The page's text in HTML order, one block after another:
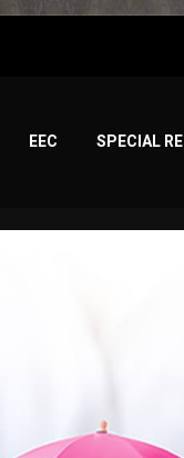
EEC SPECIAL